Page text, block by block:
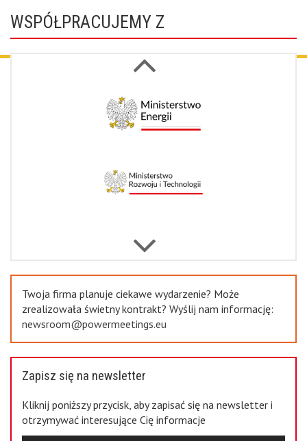
WSPÓŁPRACUJEMY Z
Twoja firma planuje ciekawe wydarzenie? Może
zrealizowała świetny kontrakt? Wyślij nam informację:
newsroom@powermeetings.eu
Zapisz się na newsletter
Kliknij poniższy przycisk, aby zapisać się na newsletter i
otrzymywać interesujące Cię informacje